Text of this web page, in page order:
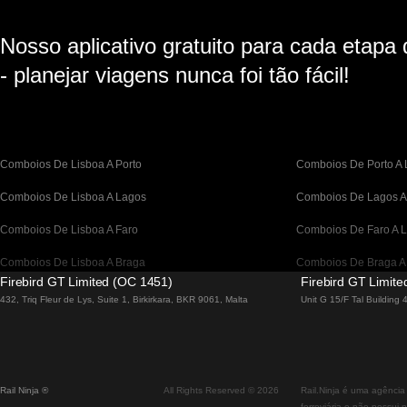
Nosso aplicativo gratuito para cada etapa
- planejar viagens nunca foi tão fácil!
Comboios De Lisboa A Porto Comboios De Porto A
Comboios De Lisboa A Lagos Comboios De Lagos
Comboios De Lisboa A Faro Comboios De Faro A
Comboios De Lisboa A Braga Comboios De Braga
Comboios De Barcelona A Madrid Comboios De Madrid
Comboios De Madrid A Sevilha Comboios De Sevilha
Firebird GT Limited (OC 1451)
432, Triq Fleur de Lys, Suite 1, Birkirkara, BKR 9061, Malta
Firebird GT
Unit G 15/F Tal Building
Rail Ninja ® All Rights Reserved © 2026
Rail.Ninja é uma